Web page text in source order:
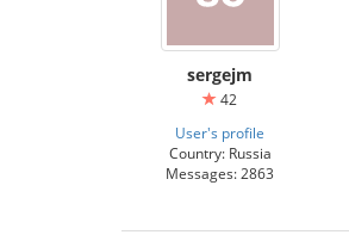
sergejm
42
User's profile
Country: Russia
Messages: 2863